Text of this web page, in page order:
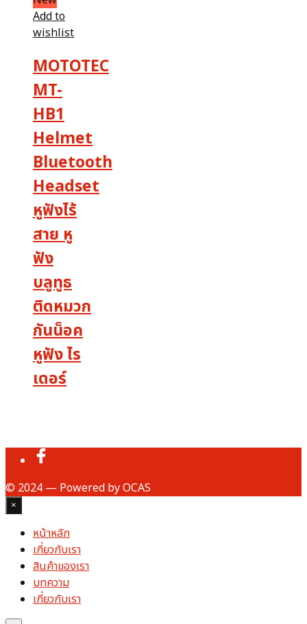
Add to
wishlist
MOTOTEC
MT-
HB1
Helmet
Bluetooth
Headset
หูฟังไร้
สาย หู
ฟัง
บลูทูธ
ติดหมวก
กันน็อค
หูฟัง ไร
เดอร์
© 2024 — Powered by OCAS
×
หน้าหลัก
เกี่ยวกับเรา
สินค้าของเรา
บทความ
เกี่ยวกับเรา